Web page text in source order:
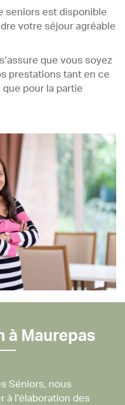
seniors est disponible
votre séjour agréable
que vous soyez
prestations tant en ce
pour la partie
à Maurepas
Séniors, nous
l’élaboration des